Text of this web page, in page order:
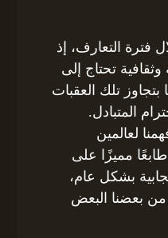
فترة التعارف، إذ
تحتاج إلى
تلك العقبات
المتبادل.
لعالمين
مميزًا على
بشكل عام،
من بعضنا البعض